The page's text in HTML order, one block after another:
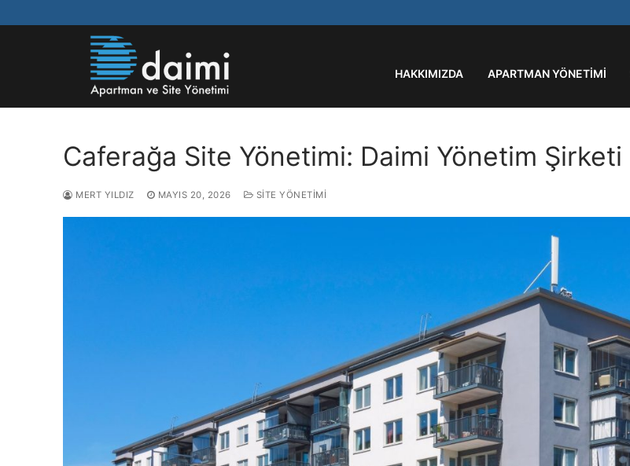
HAKKIMIZDA APARTMAN YÖNETIMI
Caferağa Site Yönetimi: Daimi Yönetim Şirketi
MERT YILDIZ MAYIS 20, 2026 SITE YÖNETIMI